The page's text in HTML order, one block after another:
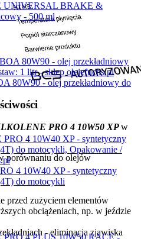
PRO 4 10W50 XPw
porównaniu do olejów
przed zużyciem elementów
obciążeniach, np. w jeździe
- eliminacja zjawiska
UNIVERSAL BRAKE &
- 500 ml
80W90 - olej przekładniowy do
4 10W40 XP - syntetyczny
do motocykli